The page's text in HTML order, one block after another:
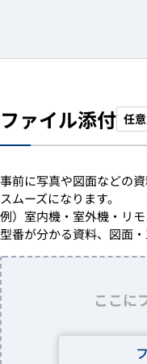
ファイル添付 任意
事前に写真や図面などの
スムーズになります。
例）室内機・室外機・リ
型番が分かる資料、図面
ここに